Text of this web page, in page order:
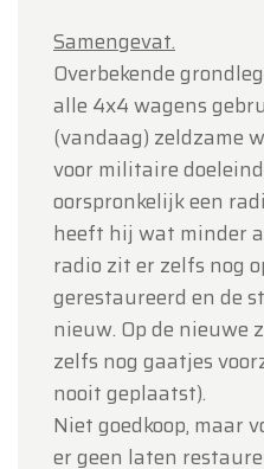
Samengevat.
Overbekende
alle 4x4 wagens
(vandaag) zeldzame
voor militaire
oorspronkelijk een
heeft hij wat minder
radio zit er zelfs nog
gerestaureerd en de
nieuw. Op de nieuwe
zelfs nog gaatjes
nooit geplaatst).
Niet goedkoop, maar
er geen laten